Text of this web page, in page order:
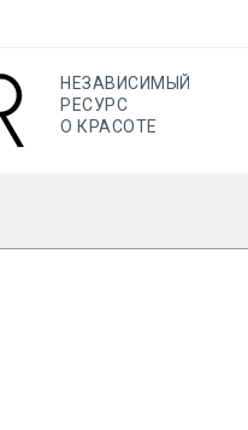
НЕЗАВИСИМЫЙ
РЕСУРС
О КРАСОТЕ